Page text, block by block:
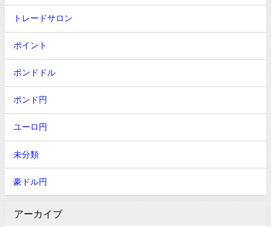
トレードサロン
ポイント
ポンドドル
ポンド円
ユーロ円
未分類
豪ドル円
アーカイブ